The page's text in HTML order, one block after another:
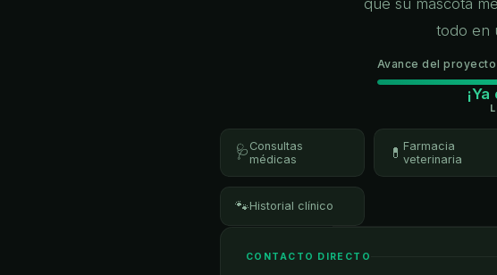
que su mascota
todo en
Avance del proyecto
🩺 Consultas
médicas
💊Farmacia
veterinaria
🐾Historial clínico
CONTACTO DIRECTO